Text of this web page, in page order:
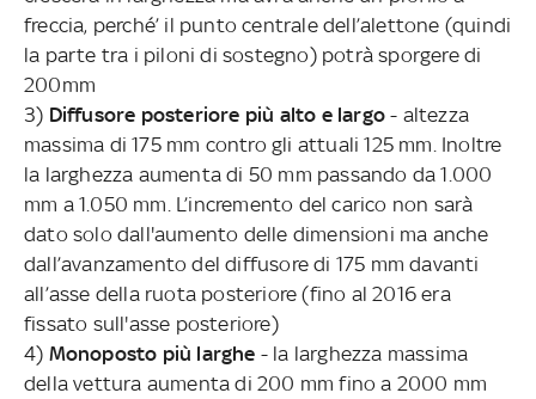
freccia, perché’ il punto centrale dell’alettone (quindi
la parte tra i piloni di sostegno) potrà sporgere di
200mm
3) Diffusore posteriore più alto e largo - altezza
massima di 175 mm contro gli attuali 125 mm. Inoltre
la larghezza aumenta di 50 mm passando da 1.000
mm a 1.050 mm. L’incremento del carico non sarà
dato solo dall'aumento delle dimensioni ma anche
dall’avanzamento del diffusore di 175 mm davanti
all’asse della ruota posteriore (fino al 2016 era
fissato sull'asse posteriore)
4) Monoposto più larghe - la larghezza massima
della vettura aumenta di 200 mm fino a 2000 mm